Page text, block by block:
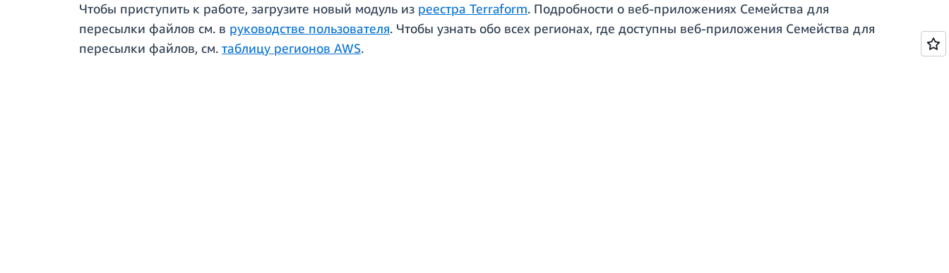
Чтобы приступить к работе, загрузите новый модуль из реестра Terraform. Подробности о веб-приложениях Семейства для
пересылки файлов см. в руководстве пользователя. Чтобы узнать обо всех регионах, где доступны веб-приложения Семейства для
пересылки файлов, см. таблицу регионов AWS.